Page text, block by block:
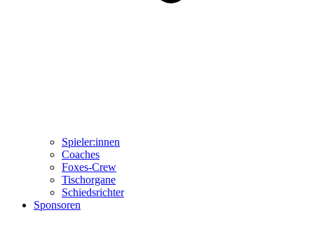
Spieler:innen
Coaches
Foxes-Crew
Tischorgane
Schiedsrichter
Sponsoren